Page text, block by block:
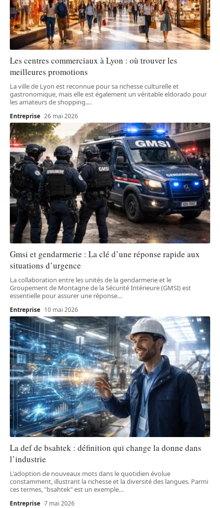
Les centres commerciaux à Lyon : où trouver les
meilleures promotions
La ville de Lyon est reconnue pour sa richesse culturelle et
gastronomique, mais elle est également un véritable eldorado pour
les amateurs de shopping.…
Entreprise 26 mai 2026
Gmsi et gendarmerie : La clé d’une réponse rapide aux
situations d’urgence
La collaboration entre les unités de la gendarmerie et le
Groupement de Montagne de la Sécurité Intérieure (GMSI) est
essentielle pour assurer une réponse…
Entreprise 10 mai 2026
La def de bsahtek : définition qui change la donne dans
l’industrie
L'adoption de nouveaux mots dans le quotidien évolue
constamment, illustrant la richesse et la diversité des langues. Parmi
ces termes, "bsahtek" est un exemple…
Entreprise 7 mai 2026